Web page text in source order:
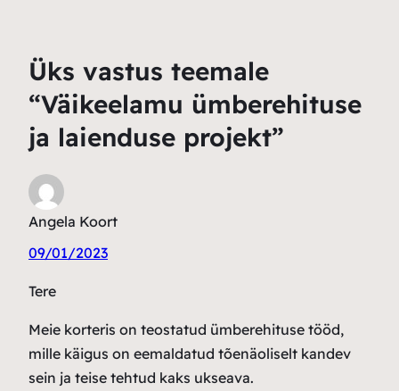
Üks vastus teemale
“Väikeelamu ümberehituse
ja laienduse projekt”
Angela Koort
09/01/2023
Tere
Meie korteris on teostatud ümberehituse tööd,
mille käigus on eemaldatud tõenäoliselt kandev
sein ja teise tehtud kaks ukseava.